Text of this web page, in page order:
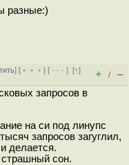
разные:)
] [ ﹢﹢﹢] [ · · ·][↑]
+ / –
запросов в
на си под линупс
запросов загуглил,
делается.
сон.